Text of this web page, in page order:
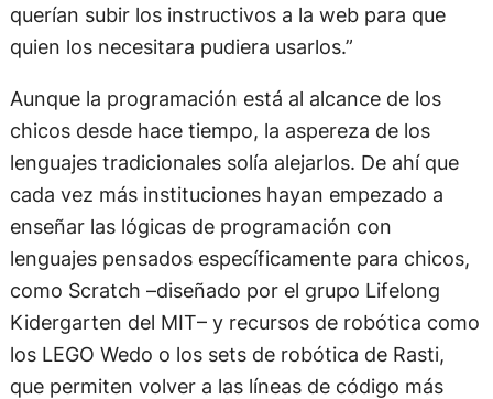
querían subir los instructivos a la web para que
quien los necesitara pudiera usarlos.”
Aunque la programación está al alcance de los
chicos desde hace tiempo, la aspereza de los
lenguajes tradicionales solía alejarlos. De ahí que
cada vez más instituciones hayan empezado a
enseñar las lógicas de programación con
lenguajes pensados específicamente para chicos,
como Scratch –diseñado por el grupo Lifelong
Kidergarten del MIT– y recursos de robótica como
los LEGO Wedo o los sets de robótica de Rasti,
que permiten volver a las líneas de código más